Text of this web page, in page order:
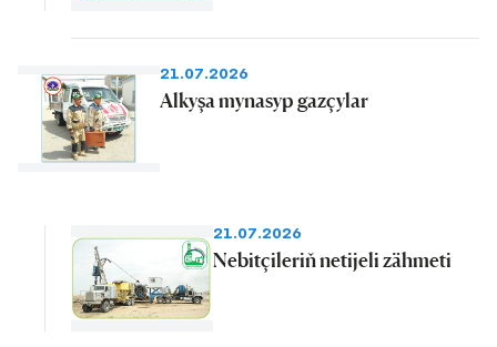
21.07.2026
Alkyşa mynasyp gazçylar
21.07.2026
Nebitçileriň netijeli zähmeti